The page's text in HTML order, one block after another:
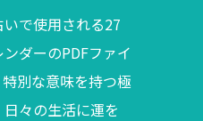
で使用される27
ダーのPDFファイ
別な意味を持つ極
々の生活に運を